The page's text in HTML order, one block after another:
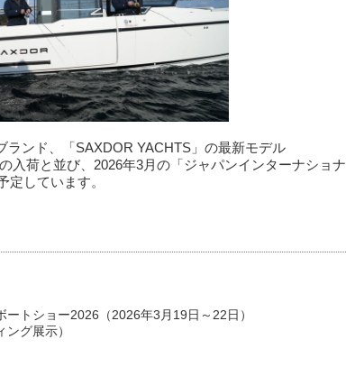
ンド、「SAXDOR YACHTS」の最新モデル
入荷と並び、2026年3月の「ジャパンインターナショナ
定しています。
トショー2026（2026年3月19日～22日）
グ展示）